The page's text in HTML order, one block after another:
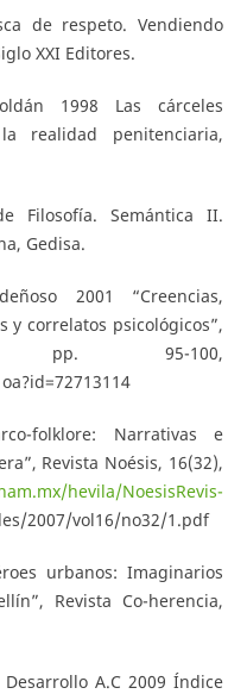
de respeto. Vendiendo
XXI Editores.
1998 Las cárceles
realidad penitenciaria,
Filosofía. Semántica II.
Gedisa.
2001 “Creencias,
y correlatos psicológicos”,
pp. 95-100,
folklore: Narrativas e
Revista Noésis, 16(32),
hevila/NoesisRevis-
2007/vol16/no32/1.pdf
urbanos: Imaginarios
Revista Co-herencia,
A.C 2009 Índice